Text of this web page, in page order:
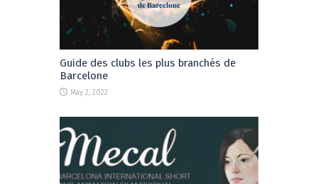
Guide des clubs les plus branchés de
Barcelone
May 2, 2022